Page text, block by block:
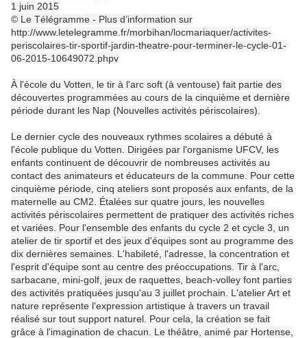
1 juin 2015
© Le Télégramme - Plus d’information sur
http://www.letelegramme.fr/morbihan/locmariaquer/activites-
periscolaires-tir-sportif-jardin-theatre-pour-terminer-le-cycle-01-
06-2015-10649072.phpv
À l'école du Votten, le tir à l'arc soft (à ventouse) fait partie des
découvertes programmées au cours de la cinquième et dernière
période durant les Nap (Nouvelles activités périscolaires).
Le dernier cycle des nouveaux rythmes scolaires a débuté à
l'école publique du Votten. Dirigées par l'organisme UFCV, les
enfants continuent de découvrir de nombreuses activités au
contact des animateurs et éducateurs de la commune. Pour cette
cinquième période, cinq ateliers sont proposés aux enfants, de la
maternelle au CM2. Étalées sur quatre jours, les nouvelles
activités périscolaires permettent de pratiquer des activités riches
et variées. Pour l'ensemble des enfants du cycle 2 et cycle 3, un
atelier de tir sportif et des jeux d'équipes sont au programme des
dix dernières semaines. L'habileté, l'adresse, la concentration et
l'esprit d'équipe sont au centre des préoccupations. Tir à l'arc,
sarbacane, mini-golf, jeux de raquettes, beach-volley font parties
des activités pratiquées jusqu'au 3 juillet prochain. L'atelier Art et
nature représente l'expression artistique à travers un travail
réalisé sur tout support naturel. Pour cela, la création se fait
grâce à l'imagination de chacun. Le théâtre, animé par Hortense,